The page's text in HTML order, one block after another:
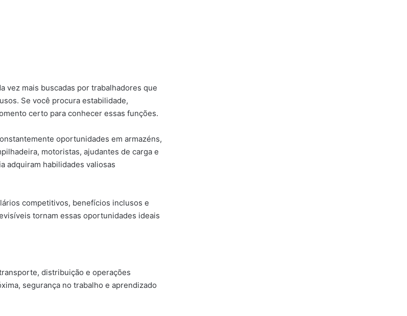
vez mais buscadas por trabalhadores que
Se você procura estabilidade,
certo para conhecer essas funções.
oportunidades em armazéns,
motoristas, ajudantes de carga e
adquiram habilidades valiosas
competitivos, benefícios inclusos e
tornam essas oportunidades ideais
distribuição e operações
segurança no trabalho e aprendizado